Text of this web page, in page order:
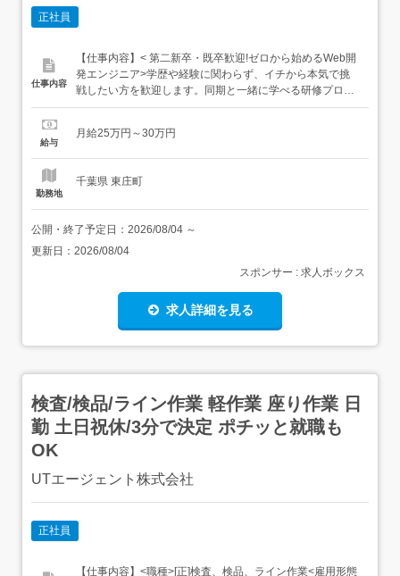
正社員
仕事内容
【仕事内容】< 第二新卒・既卒歓迎!ゼロから始めるWeb開
発エンジニア>学歴や経験に関わらず、イチから本気で挑
戦したい方を歓迎します。同期と一緒に学べる研修プログ
ラムで、不安なくスタート可能!残業は月平均5時間以下
プロの基礎を身につける研修専任講師が基礎から丁寧に教
給与
月給25万円～30万円
勤務地
千葉県 東庄町
公開・終了予定日： 2026/08/04 ～
更新日： 2026/08/04
スポンサー : 求人ボックス
求人詳細を見る
検査/検品/ライン作業 軽作業 座り作業 日
勤 土日祝休/3分で決定 ポチッと就職も
OK
UTエージェント株式会社
正社員
【仕事内容】<職種>[正]検査、検品、ライン作業<雇用形態